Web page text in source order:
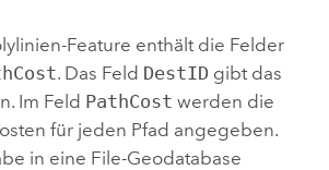
Feature enthält die Felder
. Das Feld DestIDgibt das
Im Feld PathCost werden die
für jeden Pfad angegeben.
in eine File-Geodatabase